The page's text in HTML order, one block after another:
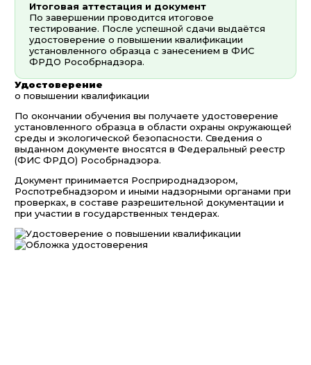
Итоговая аттестация и документ
По завершении проводится итоговое
тестирование. После успешной сдачи выдаётся
удостоверение о повышении квалификации
установленного образца с занесением в ФИС
ФРДО Рособрнадзора.
Удостоверение
о повышении квалификации
По окончании обучения вы получаете удостоверение
установленного образца в области охраны окружающей
среды и экологической безопасности. Сведения о
выданном документе вносятся в Федеральный реестр
(ФИС ФРДО) Рособрнадзора.
Документ принимается Росприроднадзором,
Роспотребнадзором и иными надзорными органами при
проверках, в составе разрешительной документации и
при участии в государственных тендерах.